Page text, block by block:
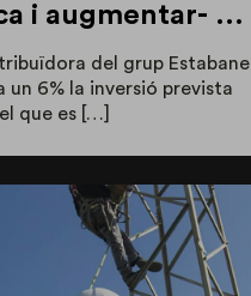
i augmentar- ...
del grup Estabanell
un 6% la inversió prevista
que es […]